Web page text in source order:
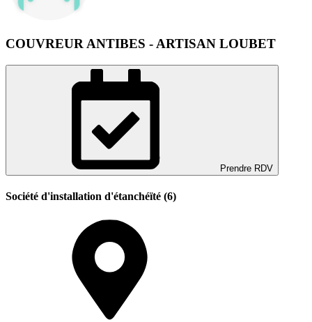
COUVREUR ANTIBES - ARTISAN LOUBET
Prendre RDV
Société d'installation d'étanchéïté (6)